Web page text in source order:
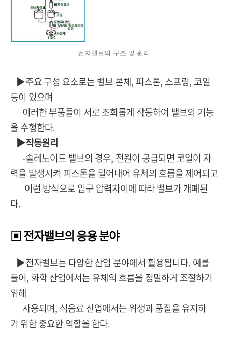
전자밸브의 구조 및 원리
▶주요 구성 요소로는 밸브 본체, 피스톤, 스프링, 코일
등이 있으며
이러한 부품들이 서로 조화롭게 작동하여 밸브의 기능
을 수행한다.
▶작동원리
-솔레노이드 밸브의 경우, 전원이 공급되면 코일이 자
력을 발생시켜 피스톤을 밀어내어 유체의 흐름을 제어되고
이런 방식으로 입구 압력차이에 따라 밸브가 개폐된
다.
▣ 전자밸브의 응용 분야
▶전자밸브는 다양한 산업 분야에서 활용됩니다. 예를
들어, 화학 산업에서는 유체의 흐름을 정밀하게 조절하기
위해
사용되며, 식음료 산업에서는 위생과 품질을 유지하
기 위한 중요한 역할을 한다.